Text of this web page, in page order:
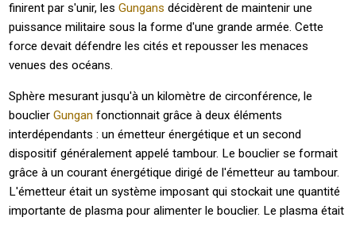
finirent par s'unir, lesGungans décidèrent de maintenir une
puissance militaire sous la forme d'une grande armée. Cette
force devait défendre les cités et repousser les menaces
venues des océans.
Sphère mesurant jusqu'à un kilomètre de circonférence, le
bouclierGungan fonctionnait grâce à deux éléments
interdépendants : un émetteur énergétique et un second
dispositif généralement appelé tambour. Le bouclier se formait
grâce à un courant énergétique dirigé de l'émetteur au tambour.
L'émetteur était un système imposant qui stockait une quantité
importante de plasma pour alimenter le bouclier. Le plasma était